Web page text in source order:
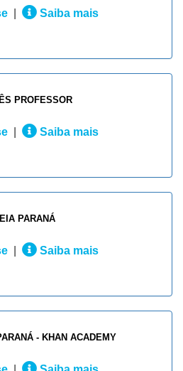
Saiba mais
PROFESSOR
Saiba mais
PARANÁ
Saiba mais
- KHAN ACADEMY